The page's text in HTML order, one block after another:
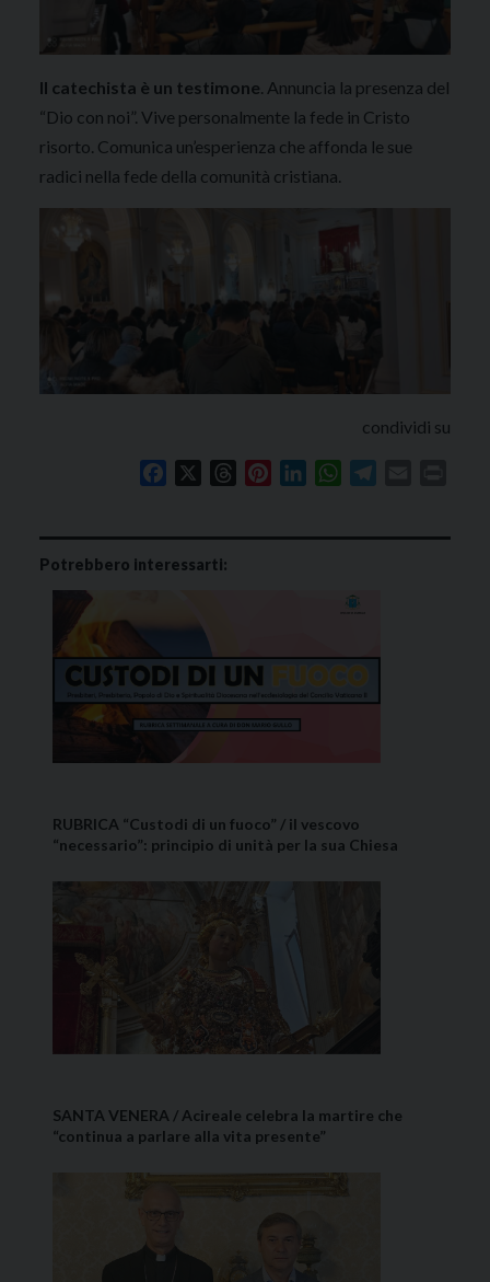
Il catechista è un testimone. Annuncia la presenza del
“Dio con noi”. Vive personalmente la fede in Cristo
risorto. Comunica un’esperienza che affonda le sue
radici nella fede della comunità cristiana.
condividi su
Facebook ThreadsPinterestLinkedInWhatsApp
Potrebbero interessarti:
RUBRICA “Custodi di un fuoco” / il vescovo
“necessario”: principio di unità per la sua Chiesa
SANTA VENERA / Acireale celebra la martire che
“continua a parlare alla vita presente”